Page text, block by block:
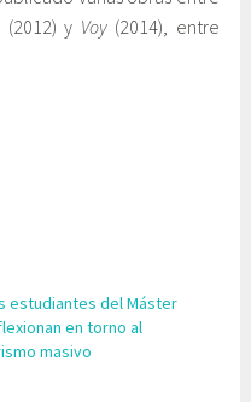
(2012) y Voy(2014), entre
estudiantes del Máster
en torno al
masivo